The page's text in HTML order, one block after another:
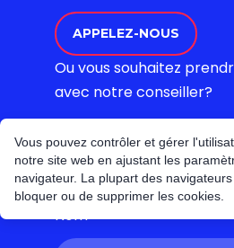
APPELEZ-NOUS
Ou vous souhaitez
avec notre conseiller?
Nom*
Vous pouvez contrôler et gérer
notre site web en ajustant les
navigateur. La plupart des
bloquer ou de supprimer les cookies.